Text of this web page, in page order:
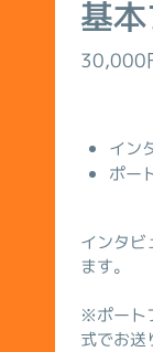
基
30,000
イン
ポー
インタビ
ます。
※ポート
式でお送